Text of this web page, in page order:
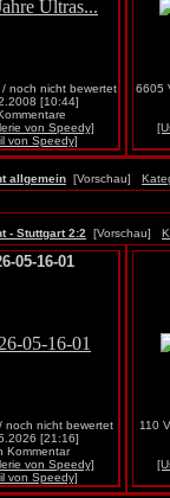
noch nicht bewertet
[10:44]
von Speedy]
von Speedy]
6605
allgemein [Vorschau]
- Stuttgart 2:2 [Vorschau]
05-16-01
noch nicht bewertet
[21:16]
Kommentar
von Speedy]
von Speedy]
110